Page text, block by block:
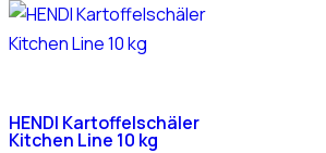
HENDI Kartoffelschäler
Kitchen Line 10 kg